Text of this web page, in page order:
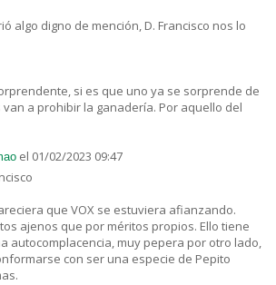
algo digno de mención, D. Francisco nos lo
si es que uno ya se sorprende de
a prohibir la ganadería. Por aquello del
el 01/02/2023 09:47
que VOX se estuviera afianzando.
ajenos que por méritos propios. Ello tiene
autocomplacencia, muy pepera por otro lado,
con ser una especie de Pepito